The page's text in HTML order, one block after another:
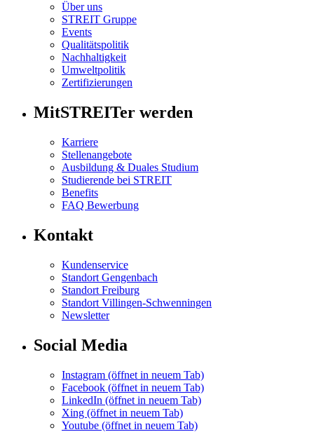
Über uns
STREIT Gruppe
Events
Qualitätspolitik
Nachhaltigkeit
Umweltpolitik
Zertifizierungen
MitSTREITer werden
Karriere
Stellenangebote
Ausbildung & Duales Studium
Studierende bei STREIT
Benefits
FAQ Bewerbung
Kontakt
Kundenservice
Standort Gengenbach
Standort Freiburg
Standort Villingen-Schwenningen
Newsletter
Social Media
Instagram (öffnet in neuem Tab)
Facebook (öffnet in neuem Tab)
LinkedIn (öffnet in neuem Tab)
Xing (öffnet in neuem Tab)
Youtube (öffnet in neuem Tab)